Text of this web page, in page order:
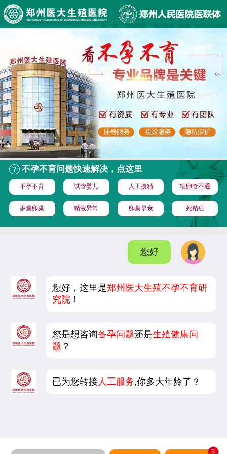
不孕不育问题快速解决，点这里
不孕不育 试管婴儿 人工授精 输卵管不通
多囊卵巢 精液异常 卵巢早衰 死精症
您好
您好，这里是郑州医大生殖不孕不育研
究院 ！
您是想咨询备孕问题还是生殖健康问
题 ？
已为您转接 人工服务,你多大年龄了？
5